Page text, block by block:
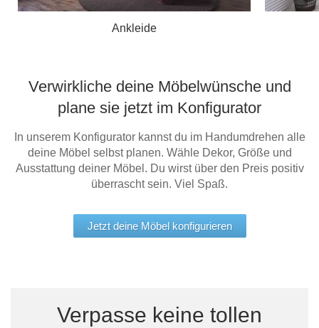
Ankleide
Verwirkliche deine Möbelwünsche und
plane sie jetzt im Konfigurator
In unserem Konfigurator kannst du im Handumdrehen alle
deine Möbel selbst planen. Wähle Dekor, Größe und
Ausstattung deiner Möbel. Du wirst über den Preis positiv
überrascht sein. Viel Spaß.
Jetzt deine Möbel konfigurieren
Verpasse keine tollen